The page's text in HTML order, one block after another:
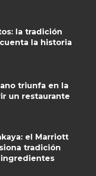
la tradición
la historia
triunfa en la
un restaurante
el Marriott
tradición